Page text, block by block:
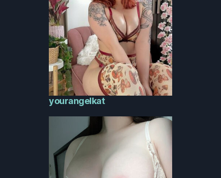
yourangelkat